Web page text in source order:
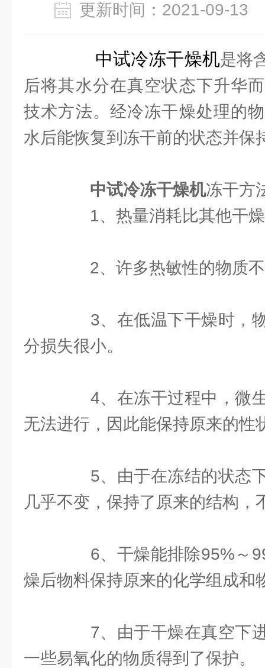
更新时间：2021-09-
中试冷冻干燥机是将
后将其水分在真空状态下升华
技术方法。经冷冻干燥处理的
水后能恢复到冻干前的状态并保
中试冷冻干燥机冻干方
1、热量消耗比其他干燥
2、许多热敏性的物质不
3、在低温下干燥时，物
分损失很小。
4、在冻干过程中，微生
无法进行，因此能保持原来的性
5、由于在冻结的状态下
几乎不变，保持了原来的结构，
6、干燥能排除95%～
燥后物料保持原来的化学组成和
7、由于干燥在真空下进
一些易氧化的物质得到了保护。